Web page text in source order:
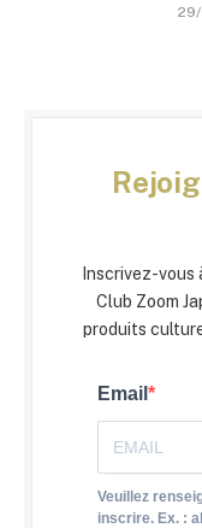
Inscrivez-vous
Club Zoom
produits
Email
Veuillez
inscrire. Ex. :